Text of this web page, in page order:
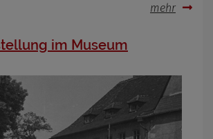
mehr
im Museum